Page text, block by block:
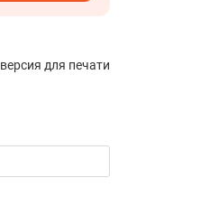
версия для печати